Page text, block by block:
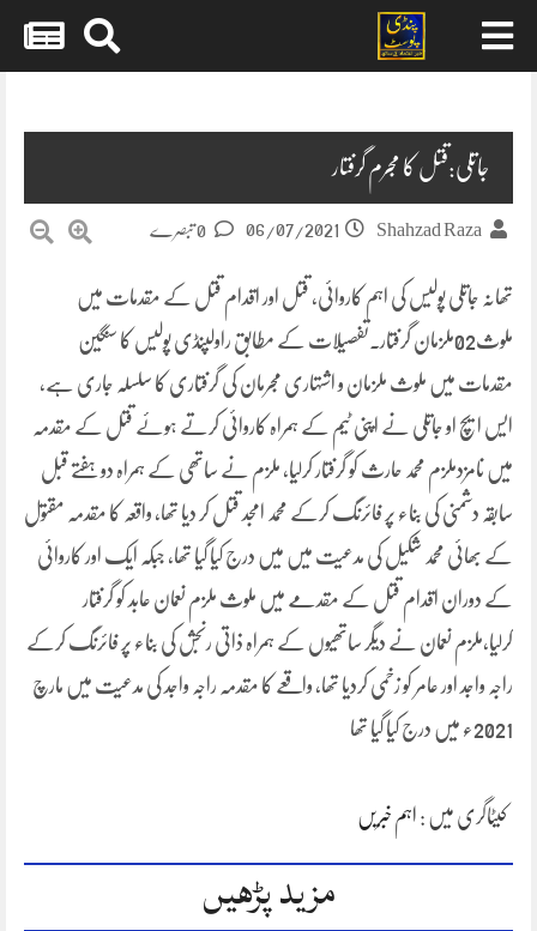
جاتلی:قتل کا مجرم گرفتار
Shahzad Raza
06/07/2021
تھانہ جاتلی پولیس کی اہم کاروائی، قتل اور اقدام قتل کے مقدمات میں
ملوث02ملزمان گرفتار۔تفصیلات کے مطابق راولپنڈی پولیس کا سنگین
مقدمات میں ملوث ملزمان و اشتہاری مجرمان کی گرفتاری کا سلسلہ جاری ہے،
ایس ایچ او جاتلی نے اپنی ٹیم کے ہمراہ کاروائی کرتے ہوئے قتل کے مقدمہ
میں نامزدملزم محمد حارث کو گرفتار کرلیا، ملزم نے ساتھی کے ہمراہ دو ہفتے قبل
سابقہ دشمنی کی بناء پر فائرنگ کرکے محمد امجد قتل کر دیا تھا، واقعہ کا مقدمہ مقتول
کے بھائی محمد شکیل کی مدعیت میں میں درج کیا گیا تھا، جبکہ ایک اور کاروائی
کے دوران اقدام قتل کے مقدمے میں ملوث ملزم نعمان عابد کو گرفتار
کرلیا،ملزم نعمان نے دیگر ساتھیوں کے ہمراہ ذاتی رنجش کی بناء پر فائرنگ کرکے
راجہ واجد اور عامر کو زخمی کردیا تھا، واقعے کا مقدمہ راجہ واجد کی مدعیت میں مارچ
2021ء میں درج کیا گیا تھا
کیٹاگری میں : اہم خبریں
مزید پڑھیں